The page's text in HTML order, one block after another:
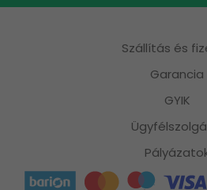
Szállítás és
Garancia
GYIK